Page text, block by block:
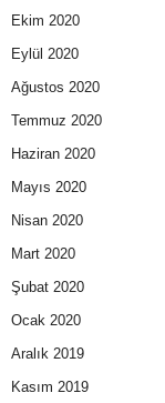
Ekim 2020
Eylül 2020
Ağustos 2020
Temmuz 2020
Haziran 2020
Mayıs 2020
Nisan 2020
Mart 2020
Şubat 2020
Ocak 2020
Aralık 2019
Kasım 2019